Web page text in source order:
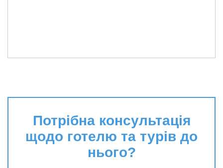
Потрібна консультація
щодо готелю та турів до
нього?